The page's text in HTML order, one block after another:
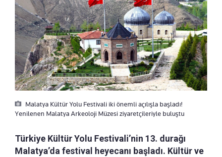
Malatya Kültür Yolu Festivali iki önemli açılışla başladı!
Yenilenen Malatya Arkeoloji Müzesi ziyaretçileriyle buluştu
Türkiye Kültür Yolu Festivali’nin 13. durağı
Malatya’da festival heyecanı başladı. Kültür ve